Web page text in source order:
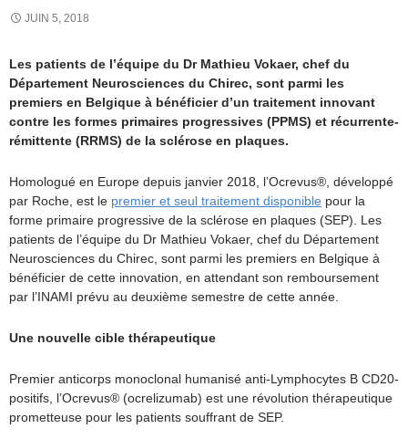
JUIN 5, 2018
Les patients de l’équipe du Dr Mathieu Vokaer, chef du
Département Neurosciences du Chirec, sont parmi les
premiers en Belgique à bénéficier d’un traitement innovant
contre les formes primaires progressives (PPMS) et récurrente-
rémittente (RRMS) de la sclérose en plaques.
Homologué en Europe depuis janvier 2018, l’Ocrevus®, développé
par Roche, est le premier et seul traitement disponible pour la
forme primaire progressive de la sclérose en plaques (SEP). Les
patients de l’équipe du Dr Mathieu Vokaer, chef du Département
Neurosciences du Chirec, sont parmi les premiers en Belgique à
bénéficier de cette innovation, en attendant son remboursement
par l’INAMI prévu au deuxième semestre de cette année.
Une nouvelle cible thérapeutique
Premier anticorps monoclonal humanisé anti-Lymphocytes B CD20-
positifs, l’Ocrevus® (ocrelizumab) est une révolution thérapeutique
prometteuse pour les patients souffrant de SEP.